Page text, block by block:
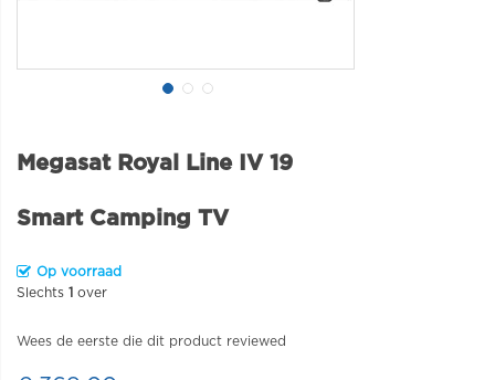
Megasat Royal Line IV 19
Smart Camping TV
Op voorraad
Slechts 1 over
Wees de eerste die dit product reviewed